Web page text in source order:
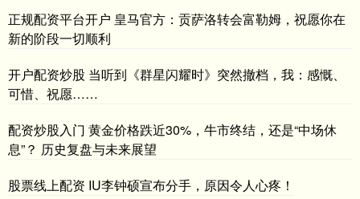
正规配资平台开户 皇马官方：贡萨洛转会富勒姆，祝愿你在
新的阶段一切顺利
开户配资炒股 当听到《群星闪耀时》突然撤档，我：感慨、
可惜、祝愿……
配资炒股入门 黄金价格跌近30%，牛市终结，还是“中场休
息”？ 历史复盘与未来展望
股票线上配资 IU李钟硕宣布分手，原因令人心疼！